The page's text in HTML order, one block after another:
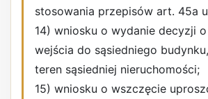
stosowania przepisów art. 45a
14) wniosku o wydanie decyzji
wejścia do sąsiedniego
teren sąsiedniej nieruchomości;
15) wniosku o wszczęcie